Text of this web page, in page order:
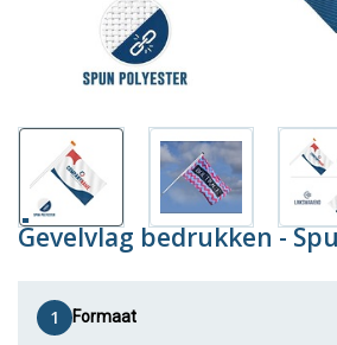
Gevelvlag bedrukken -
1 Formaat